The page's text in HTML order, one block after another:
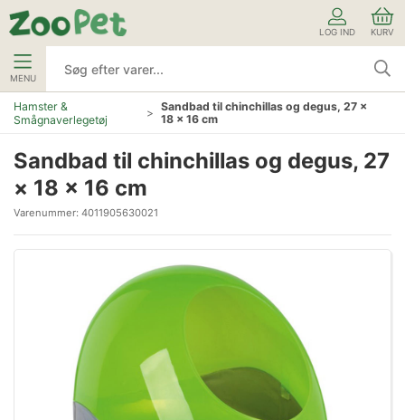
LOG IND KURV
MENU
Hamster &
Smågnaverlegetøj
Sandbad til chinchillas og degus, 27 ×
18 × 16 cm
Sandbad til chinchillas og degus, 27
× 18 × 16 cm
Varenummer: 4011905630021